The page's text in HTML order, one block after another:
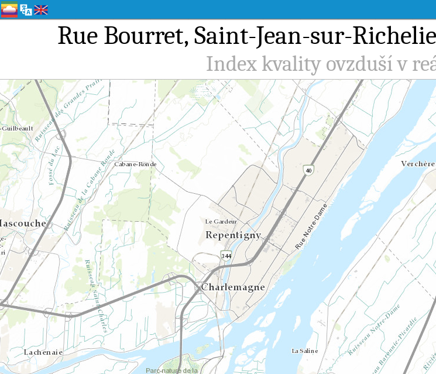
Rue Bourret, Saint-Jean-sur-
Index kvality ovzduší v